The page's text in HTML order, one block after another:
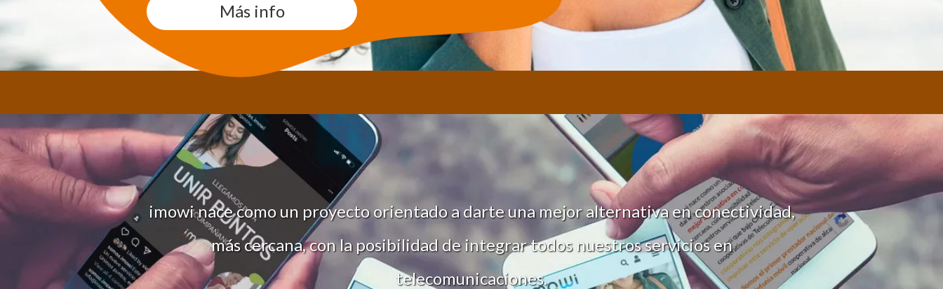
Más info
imowi nace como un proyecto orientado a darte una mejor alternativa en conectividad,
más cercana, con la posibilidad de integrar todos nuestros servicios en
telecomunicaciones.